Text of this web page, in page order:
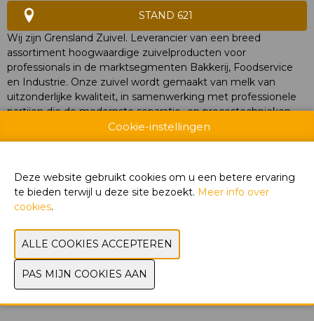
STAND 621
Wij zijn Grensland Zuivel. Leverancier van een breed
assortiment hoogwaardige zuivelproducten voor
professionals in de marktsegmenten Bakkerij, Foodservice
en Industrie. Onze zuivel wordt gemaakt van melk van
uitzonderlijke kwaliteit, in samenwerking met professionele
partijen die de modernste separatie- en procestechnieken
gebruiken. Dat resulteert in absolute topproducten die zich
ook nog eens onderscheiden door hun verwerkingsgemak.
niet de enige, wel de lekkerste!
PRODUCTGROEP
MERK
Cookie-instellingen
Deze website gebruikt cookies om u een betere ervaring
te bieden terwijl u deze site bezoekt. Meer info over
cookies.